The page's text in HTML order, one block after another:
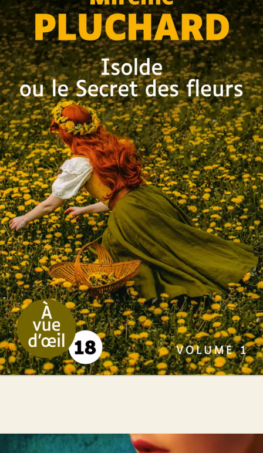
Isolde ou le Secret des fleurs
Mireille Pluchard
54€